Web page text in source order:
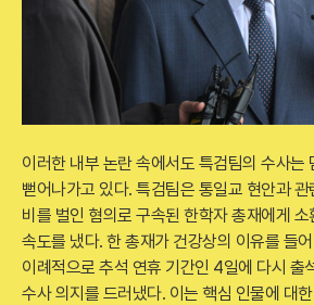
이러한 내부 논란 속에서도 특검팀의 수사는
뻗어나가고 있다. 특검팀은 통일교 현안과
비를 벌인 혐의로 구속된 한학자 총재에게 소
속도를 냈다. 한 총재가 건강상의 이유를 들
이례적으로 추석 연휴 기간인 4일에 다시 출
수사 의지를 드러냈다. 이는 핵심 인물에 대